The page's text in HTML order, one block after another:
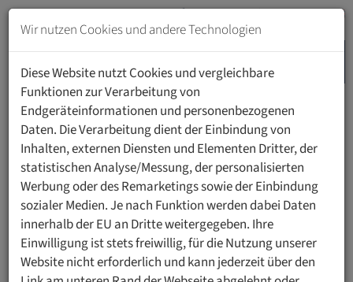
Zum
Inhalt
springen
Navigation
springen
HOME VERANSTALTUNGEN DETAILS
Zurück
zur
Übersicht
8. Fortbildungsseminar zur
Datenschutz-Grundverordnung
Wir nutzen Cookies und andere Technologien
Diese Website nutzt Cookies und vergleichbare
Funktionen zur Verarbeitung von
Endgeräteinformationen und personenbezogenen
Daten. Die Verarbeitung dient der Einbindung von
Inhalten, externen Diensten und Elementen Dritter, der
statistischen Analyse/Messung, der personalisierten
Werbung oder des Remarketings sowie der Einbindung
sozialer Medien. Je nach Funktion werden dabei Daten
innerhalb der EU an Dritte weitergegeben. Ihre
Einwilligung ist stets freiwillig, für die Nutzung unserer
Website nicht erforderlich und kann jederzeit über den